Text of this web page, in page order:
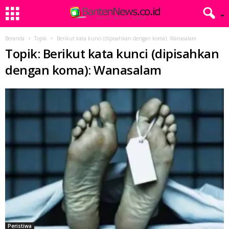
Beranda Topik Berikut kata kunci (dipisahkan dengan koma): Wanasalam
Topik: Berikut kata kunci (dipisahkan
dengan koma): Wanasalam
Peristiwa